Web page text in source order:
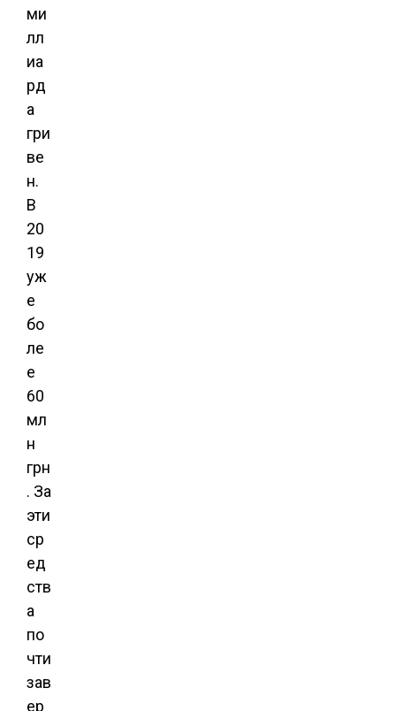
ми
лл
иа
рд
а
гри
ве
н.
В
20
19
уж
е
бо
ле
е
60
мл
н
грн
. За
эти
ср
ед
ств
а
по
чти
зав
ер